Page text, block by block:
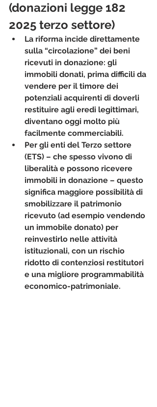
(donazioni legge 182
2025 terzo settore)
La riforma incide direttamente
sulla “circolazione” dei beni
ricevuti in donazione: gli
immobili donati, prima difficili da
vendere per il timore dei
potenziali acquirenti di doverli
restituire agli eredi legittimari,
diventano oggi molto più
facilmente commerciabili.
Per gli enti del Terzo settore
(ETS) – che spesso vivono di
liberalità e possono ricevere
immobili in donazione – questo
significa maggiore possibilità di
smobilizzare il patrimonio
ricevuto (ad esempio vendendo
un immobile donato) per
reinvestirlo nelle attività
istituzionali, con un rischio
ridotto di contenziosi restitutori
e una migliore programmabilità
economico-patrimoniale.